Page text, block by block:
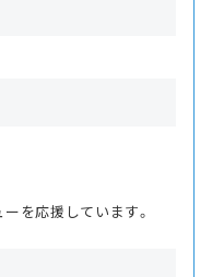
を応援しています。